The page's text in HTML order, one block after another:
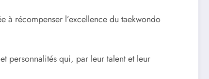
récompenser l’excellence du taekwondo
personnalités qui, par leur talent et leur